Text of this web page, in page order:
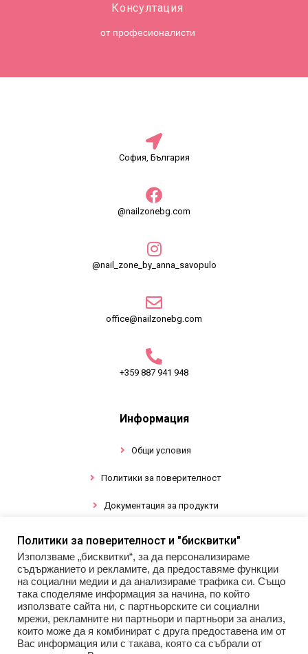
Консултация
от професионалисти
София, България
@nailzonebg.com
@nail_zone_by_anna_savopulo
office@nailzonebg.com
+359 887 941 948
Информация
Общи условия
Политики за поверителност
Документация за продукти
Промоции
Гел лак
Инструменти
Декорации за нокти
Политики за поверителност и "бисквитки"
Използваме „бисквитки“, за да персонализираме
съдържанието и рекламите, да предоставяме функции
на социални медии и да анализираме трафика си. Също
така споделяме информация за начина, по който
използвате сайта ни, с партньорските си социални
мрежи, рекламните ни партньори и партньори за анализ,
които може да я комбинират с друга предоставена им от
Вас информация или с такава, която са събрали от